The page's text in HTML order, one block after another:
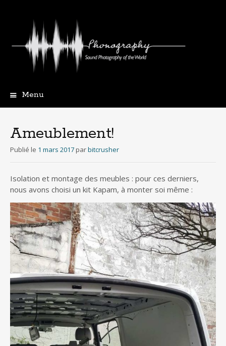
Menu
principal
Ameublement!
Publié le 1 mars 2017 parbitcrusher
Isolation et montage des meubles : pour ces derniers,
nous avons choisi un kit Kapam, à monter soi même :